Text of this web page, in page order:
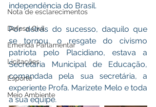
Nota de esclarecimentos
Defesa Civil
Emenda Parlamentar
Licitações
Esporte
Meio Ambiente
independência do Brasil.
Por detrás do sucesso, daquilo que
se tornou, o resgate do civismo
patriota pelo Placidiano, estava a
Secretaria Municipal de Educação,
comandada pela sua secretária, a
experiente Profa. Marizete Melo e toda
a sua equipe.